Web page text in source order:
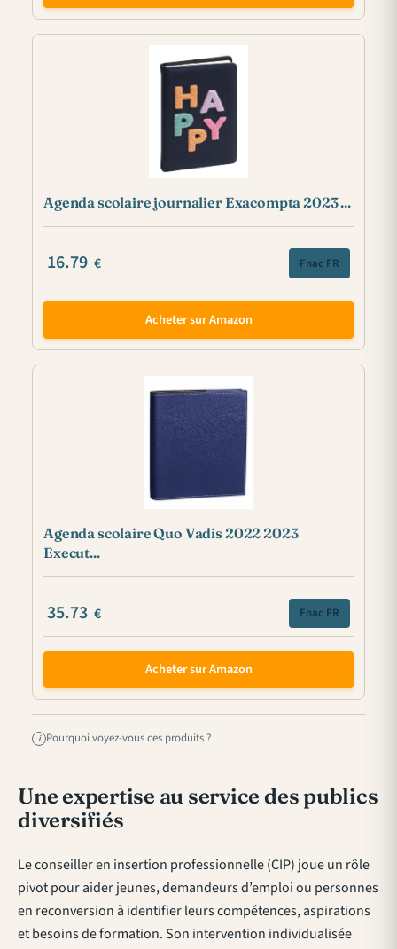
Agenda scolaire journalier Exacompta 2023 ...
16.79 € Fnac FR
Acheter sur Amazon
Agenda scolaire Quo Vadis 2022 2023
Execut...
35.73 € Fnac FR
Acheter sur Amazon
i Pourquoi voyez-vous ces produits ?
Une expertise au service des publics
diversifiés
Le conseiller en insertion professionnelle (CIP) joue un rôle
pivot pour aider jeunes, demandeurs d’emploi ou personnes
en reconversion à identifier leurs compétences, aspirations
et besoins de formation. Son intervention individualisée